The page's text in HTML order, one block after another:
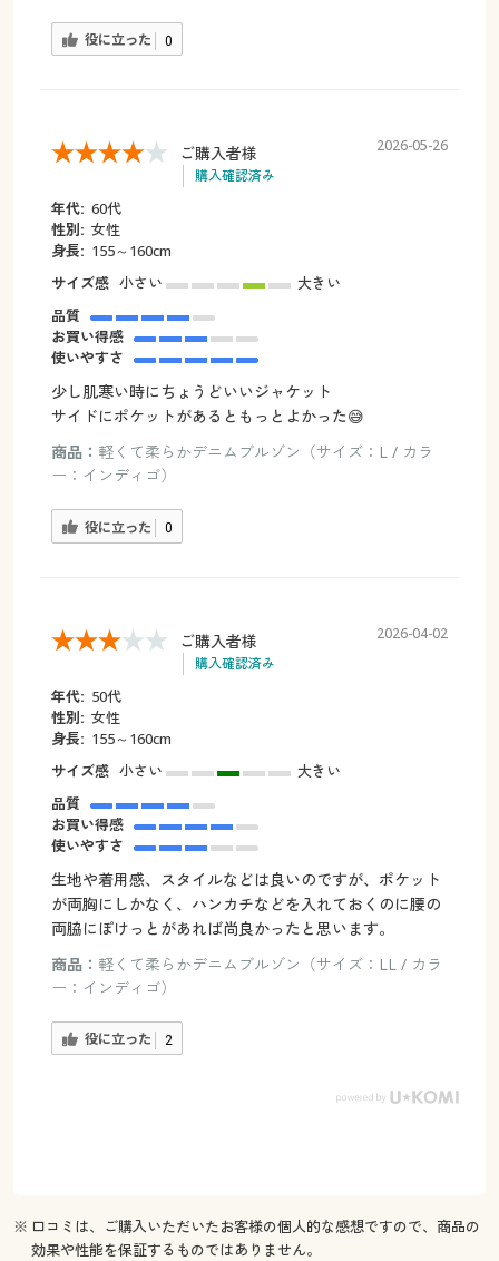
役に立った 0
ご購入者様
購入確認済み
2026-05-26
年代: 60代
性別: 女性
身長: 155～160cm
サイズ感 小さい
大きい
品質
お買い得感
使いやすさ
少し肌寒い時にちょうどいいジャケット
サイドにポケットがあるともっとよかった😅
商品： 軽くて柔らかデニムブルゾン（サイズ：L / カラ
ー：インディゴ）
役に立った 0
ご購入者様
購入確認済み
2026-04-02
年代: 50代
性別: 女性
身長: 155～160cm
サイズ感 小さい
大きい
品質
お買い得感
使いやすさ
生地や着用感、スタイルなどは良いのですが、ポケット
が両胸にしかなく、ハンカチなどを入れておくのに腰の
両脇にぽけっとがあれば尚良かったと思います。
商品： 軽くて柔らかデニムブルゾン（サイズ：LL / カラ
ー：インディゴ）
役に立った 2
※ 口コミは、ご購入いただいたお客様の個人的な感想ですので、商品の
効果や性能を保証するものではありません。